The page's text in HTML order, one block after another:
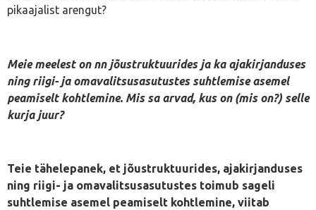
pikaajalist arengut?
Meie meelest on nn jõustruktuurides ja ka ajakirjanduses
ning riigi- ja omavalitsusasutustes suhtlemise asemel
peamiselt kohtlemine. Mis sa arvad, kus on (mis on?) selle
kurja juur?
Teie tähelepanek, et jõustruktuurides, ajakirjanduses
ning riigi- ja omavalitsusasutustes toimub sageli
suhtlemise asemel peamiselt kohtlemine, viitab